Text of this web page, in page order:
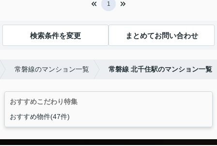
1
検索条件を変更 まとめてお問い合わせ
常磐線のマンション一覧 常磐線 北千住駅のマンション一覧
おすすめこだわり特集
おすすめ物件(47件)